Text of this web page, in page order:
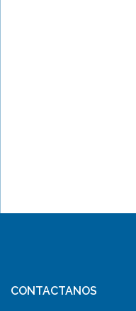
CONTACTANOS